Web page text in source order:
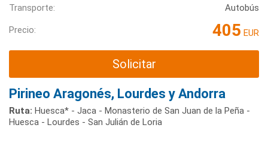
Transporte:
Autobús
Precio: 405 EUR
Solicitar
Pirineo Aragonés, Lourdes y Andorra
Ruta: Huesca* - Jaca - Monasterio de San Juan de la Peña -
Huesca - Lourdes - San Julián de Loria